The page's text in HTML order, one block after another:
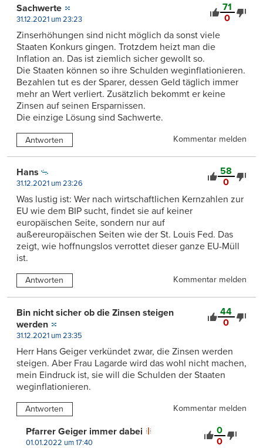
71
0
Sachwerte
31.12.2021 um 23:23
Zinserhöhungen sind nicht möglich da sonst viele
Staaten Konkurs gingen. Trotzdem heizt man die
Inflation an. Das ist ziemlich sicher gewollt so.
Die Staaten können so ihre Schulden weginflationieren.
Bezahlen tut es der Sparer, dessen Geld täglich immer
mehr an Wert verliert. Zusätzlich bekommt er keine
Zinsen auf seinen Ersparnissen.
Die einzige Lösung sind Sachwerte.
Antworten Kommentar melden
58
0
Hans
31.12.2021 um 23:26
Was lustig ist: Wer nach wirtschaftlichen Kernzahlen zur
EU wie dem BIP sucht, findet sie auf keiner
europäischen Seite, sondern nur auf
außereuropäischen Seiten wie der St. Louis Fed. Das
zeigt, wie hoffnungslos verrottet dieser ganze EU-Müll
ist.
Antworten Kommentar melden
44
0
Bin nicht sicher ob die Zinsen steigen
werden
31.12.2021 um 23:35
Herr Hans Geiger verkündet zwar, die Zinsen werden
steigen. Aber Frau Lagarde wird das wohl nicht machen,
mein Eindruck ist, sie will die Schulden der Staaten
weginflationieren.
Antworten Kommentar melden
0
0
Pfarrer Geiger immer dabei
01.01.2022 um 17:40